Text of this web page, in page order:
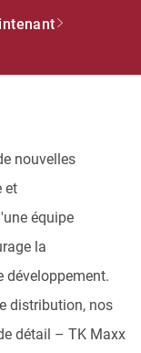
nouvelles
et
équipe
la
développement.
distribution, nos
détail – TK Maxx